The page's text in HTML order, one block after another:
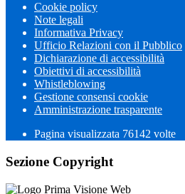
Cookie policy
Note legali
Informativa Privacy
Ufficio Relazioni con il Pubblico
Dichiarazione di accessibilità
Obiettivi di accessibilità
Whistleblowing
Gestione consensi cookie
Amministrazione trasparente
Pagina visualizzata 76142 volte
Sezione Copyright